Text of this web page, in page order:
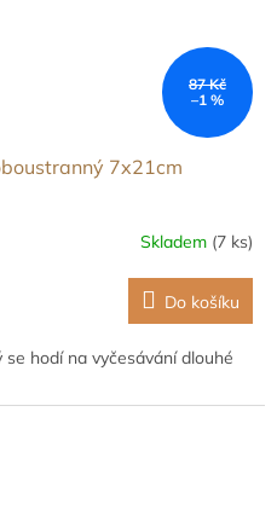
87 Kč
–1 %
7x21cm
Skladem (7 ks)
Do košíku
hodí na vyčesávání dlouhé